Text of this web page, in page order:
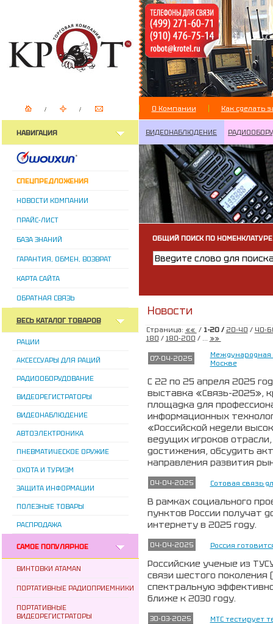
О Компании Как сделать
НАВИГАЦИЯ
СПЕЦПРЕДЛОЖЕНИЯ
НОВОСТИ КОМПАНИИ
ПРАЙС-ЛИСТ
БАЗА ЗНАНИЙ
ГАРАНТИЯ, ОБМЕН, ВОЗВРАТ
КАРТА САЙТА
ОБРАТНАЯ СВЯЗЬ
ВЕСЬ КАТАЛОГ ТОВАРОВ
РАЦИИ
АКСЕССУАРЫ ДЛЯ РАЦИЙ
РАДИООБОРУДОВАНИЕ
ВИДЕОРЕГИСТРАТОРЫ
ВИДЕОНАБЛЮДЕНИЕ
АВТОЭЛЕКТРОНИКА
ПНЕВМАТИЧЕСКОЕ ОРУЖИЕ
ОХОТА И ТУРИЗМ
ЗАЩИТА ИНФОРМАЦИИ
ПОЛЕЗНЫЕ ТОВАРЫ
РАСПРОДАЖА
САМОЕ ПОПУЛЯРНОЕ
ВИНТОВКИ ATAMAN
ПОРТАТИВНЫЕ РАДИОПРИЕМНИКИ
ПОРТАТИВНЫЕ
ВИДЕОРЕГИСТРАТОРЫ
ВИДЕОНАБЛЮДЕНИЕ
ОБЩИЙ ПОИСК ПО НОМЕНКЛАТУРЕ
Новости
Страница: «« / 1-20 / 20-40 / 40-
180 / 180-200 / ... »»
07-04-2025
Международная
Москве
С 22 по 25 апреля 2025
выставка «Связь-2025»,
площадка для
информационных
«Российской недели
ведущих игроков
достижения, обсудить
направления развития
04-04-2025 Сотовая связь
В рамках социального
пунктов России получат
интернету в 2025 году.
04-04-2025 Россия
Российские ученые из
связи шестого
спектральную
ближе к 2030 году.
30-03-2025 МТС тестирует